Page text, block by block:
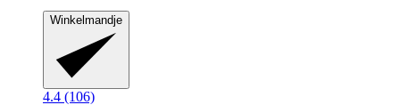
Winkelmandje
4.4 (106)